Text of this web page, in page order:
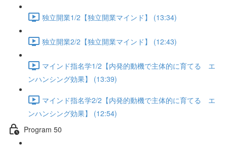
独立開業1/2【独立開業マインド】 (13:34)
独立開業2/2【独立開業マインド】 (12:43)
マインド指名学1/2【内発的動機で主体的に育てる エ
ンハンシング効果】 (13:39)
マインド指名学2/2【内発的動機で主体的に育てる エ
ンハンシング効果】 (12:54)
Program 50